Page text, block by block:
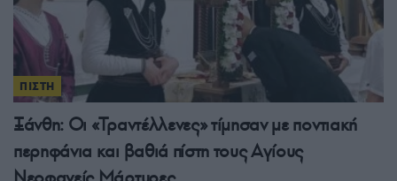
ΠΙΣΤΗ
Ξάνθη: Οι «Τραντέλλενες» τίμησαν με ποντιακή
περηφάνια και βαθιά πίστη τους Αγίους